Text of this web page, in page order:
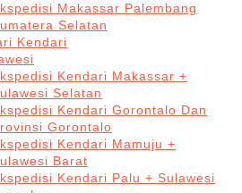
Makassar Palembang
Selatan
Kendari
Kendari Makassar +
Selatan
Kendari Gorontalo Dan
Gorontalo
Kendari Mamuju +
Barat
Kendari Palu + Sulawesi